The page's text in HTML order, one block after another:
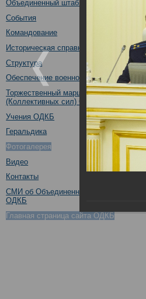
Объединенный штаб ОДКБ
События
Командование
Историческая справка
Структура
Обеспечение военной безопасности
Торжественный марш Войск
(Коллективных сил) ОДКБ
Учения ОДКБ
Геральдика
Фотогалерея
Видео
Контакты
СМИ об Объединенном штабе
ОДКБ
Главная страница сайта ОДКБ